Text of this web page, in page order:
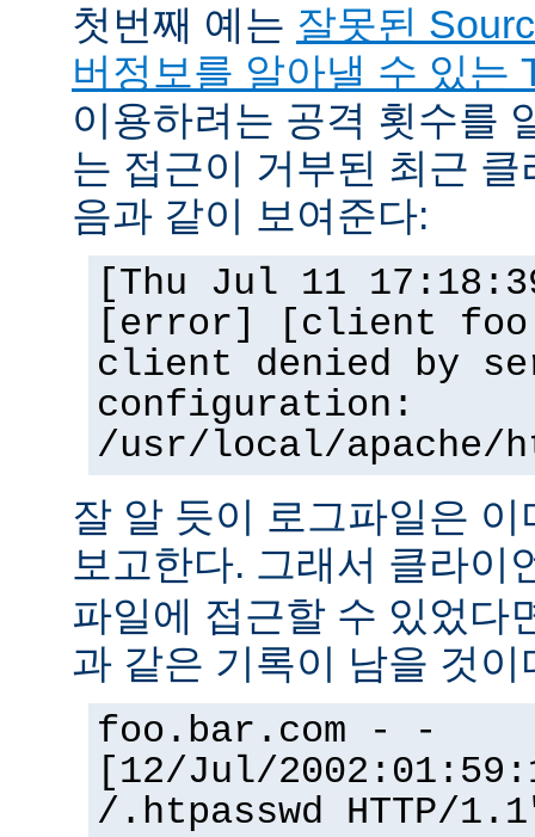
첫번째 예는 잘못된
버정보를 알아낼 수 있는
이용하려는 공격 횟수를
는 접근이 거부된 최근
음과 같이 보여준다:
[Thu Jul 11
[error] [client
client denied by
configuration:
/usr/local/apache/
잘 알 듯이 로그파일은
보고한다. 그래서 클라이
파일에 접근할 수 있었다
과 같은 기록이 남을 것이
foo.bar.com - -
[12/Jul/
/.htpasswd HTTP/